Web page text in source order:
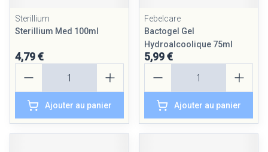
Sterillium
Sterillium Med 100ml
4,79 €
Ajouter au panier
Febelcare
Bactogel Gel
Hydroalcoolique 75ml
5,99 €
Ajouter au panier